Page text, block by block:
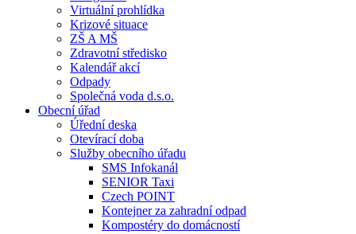
Virtuální prohlídka
Krizové situace
ZŠ A MŠ
Zdravotní středisko
Kalendář akcí
Odpady
Společná voda d.s.o.
Obecní úřad
Úřední deska
Otevírací doba
Služby obecního úřadu
SMS Infokanál
SENIOR Taxi
Czech POINT
Kontejner za zahradní odpad
Kompostéry do domácností